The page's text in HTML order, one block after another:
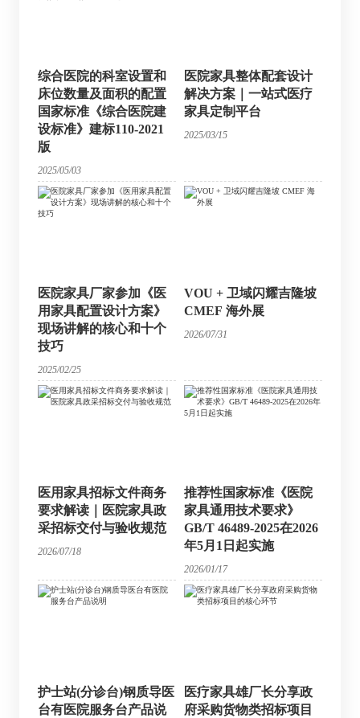
综合医院的科室设置和
床位数量及面积的配置
国家标准《综合医院建
设标准》建标110-2021
版
2025/05/03
医院家具整体配套设计
解决方案｜一站式医疗
家具定制平台
2025/03/15
医院家具厂家参加《医
用家具配置设计方案》
现场讲解的核心和十个
技巧
2025/02/25
VOU + 卫域闪耀吉隆坡
CMEF 海外展
2026/07/31
医用家具招标文件商务
要求解读｜医院家具政
采招标交付与验收规范
2026/07/18
推荐性国家标准《医院
家具通用技术要求》
GB/T 46489-2025在2026
年5月1日起实施
2026/01/17
护士站(分诊台)钢质导医
台有医院服务台产品说
医疗家具雄厂长分享政
府采购货物类招标项目